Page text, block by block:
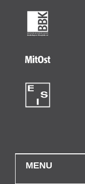
MENU